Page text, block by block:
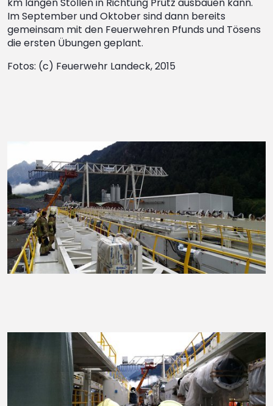
km langen Stollen in Richtung Prutz ausbauen kann.
Im September und Oktober sind dann bereits
gemeinsam mit den Feuerwehren Pfunds und Tösens
die ersten Übungen geplant.
Fotos: (c) Feuerwehr Landeck, 2015